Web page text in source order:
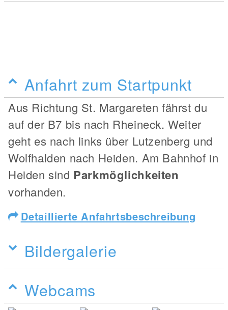
Anfahrt zum Startpunkt
Aus Richtung St. Margareten fährst du
auf der B7 bis nach Rheineck. Weiter
geht es nach links über Lutzenberg und
Wolfhalden nach Heiden. Am Bahnhof in
Heiden sind Parkmöglichkeiten
vorhanden.
Detaillierte Anfahrtsbeschreibung
Bildergalerie
Webcams